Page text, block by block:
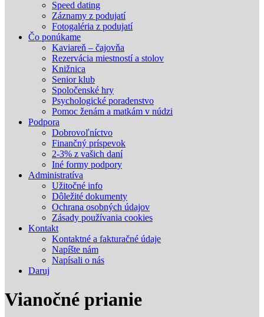
Speed dating
Záznamy z podujatí
Fotogaléria z podujatí
Čo ponúkame
Kaviareň – čajovňa
Rezervácia miestností a stolov
Knižnica
Senior klub
Spoločenské hry
Psychologické poradenstvo
Pomoc ženám a matkám v núdzi
Podpora
Dobrovoľníctvo
Finančný príspevok
2-3% z vašich daní
Iné formy podpory
Administratíva
Užitočné info
Dôležité dokumenty
Ochrana osobných údajov
Zásady používania cookies
Kontakt
Kontaktné a fakturačné údaje
Napíšte nám
Napísali o nás
Daruj
Vianočné prianie